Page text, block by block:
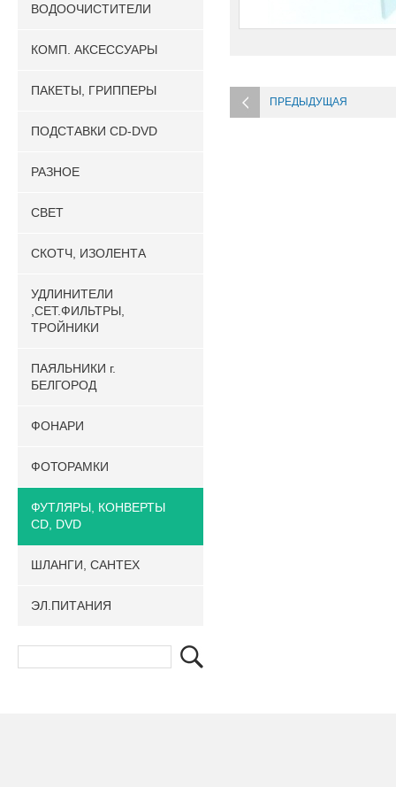
ПРЕДЫДУЩАЯ
ВОДООЧИСТИТЕЛИ
КОМП. АКСЕССУАРЫ
ПАКЕТЫ, ГРИППЕРЫ
ПОДСТАВКИ CD-DVD
РАЗНОЕ
СВЕТ
СКОТЧ, ИЗОЛЕНТА
УДЛИНИТЕЛИ
,СЕТ.ФИЛЬТРЫ,
ТРОЙНИКИ
ПАЯЛЬНИКИ г.
БЕЛГОРОД
ФОНАРИ
ФОТОРАМКИ
ФУТЛЯРЫ, КОНВЕРТЫ
CD, DVD
ШЛАНГИ, САНТЕХ
ЭЛ.ПИТАНИЯ